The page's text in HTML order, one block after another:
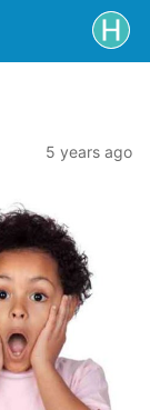
5 years ago